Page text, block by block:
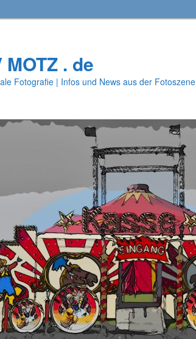
. de
Fotografie | Infos und News aus der Fotoszene